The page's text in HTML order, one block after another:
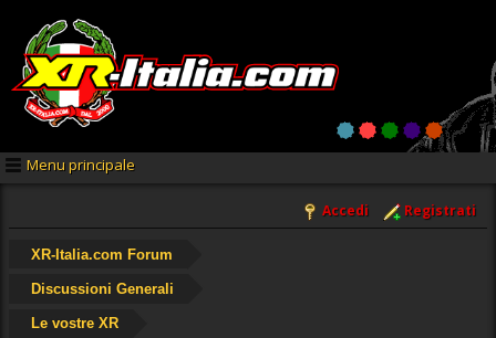
Menu principale
Accedi Registrati
XR-Italia.com Forum
Discussioni Generali
Le vostre XR